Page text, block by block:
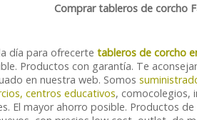
Comprar tableros de corcho
día para ofrecertetableros de corcho
Productos con garantía. Te
en nuestra web. Somos
centros educativos, comocolegios,
El mayor ahorro posible. Productos